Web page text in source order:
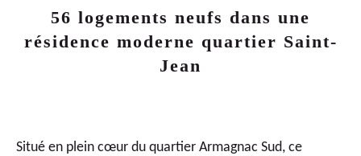
56 logements neufs dans une
résidence moderne quartier Saint-
Jean
Situé en plein cœur du quartier Armagnac Sud, ce